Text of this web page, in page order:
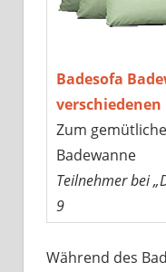
Badesofa
verschiedenen
Zum
Badewanne
Teilnehmer bei
9
Während des